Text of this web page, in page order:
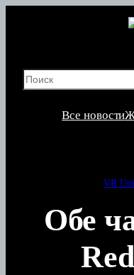
Все новости
VR
Обе